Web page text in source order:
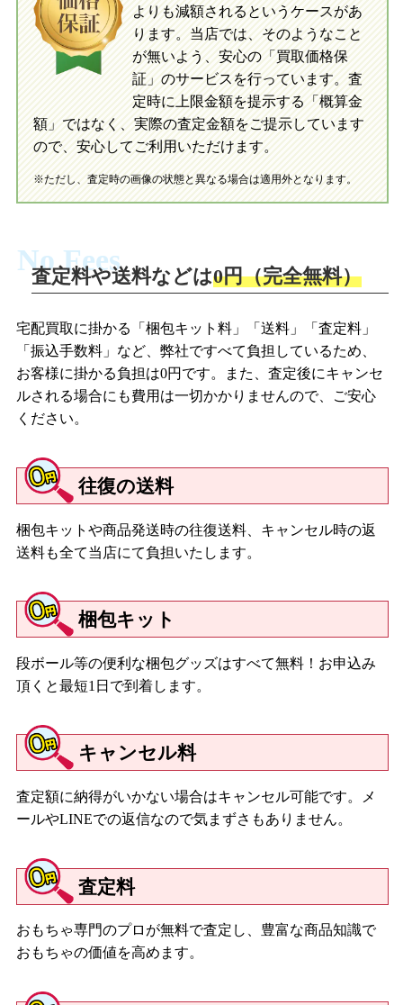
指定の口座に即日入金可能です。
買取の流れ 写真の撮影方法
当店に査定したおもちゃがご到着後、ご
指定の口座に即日入金可能です。
初めての方へ LINE査定の流れ 写真の撮影方法
よりも減額されるというケースがあ
ります。当店では、そのようなこと
が無いよう、安心の「買取価格保
証」のサービスを行っています。査
定時に上限金額を提示する「概算金
額」ではなく、実際の査定金額をご提示しています
ので、安心してご利用いただけます。
※ただし、査定時の画像の状態と異なる場合は適用外となります。
No Fees
査定料や送料などは0円（完全無料）
宅配買取に掛かる「梱包キット料」「送料」「査定料」
「振込手数料」など、弊社ですべて負担しているため、
お客様に掛かる負担は0円です。また、査定後にキャンセ
ルされる場合にも費用は一切かかりませんので、ご安心
ください。
往復の送料
梱包キットや商品発送時の往復送料、キャンセル時の返
送料も全て当店にて負担いたします。
梱包キット
段ボール等の便利な梱包グッズはすべて無料！お申込み
頂くと最短1日で到着します。
キャンセル料
査定額に納得がいかない場合はキャンセル可能です。メ
ールやLINEでの返信なので気まずさもありません。
査定料
おもちゃ専門のプロが無料で査定し、豊富な商品知識で
おもちゃの価値を高めます。